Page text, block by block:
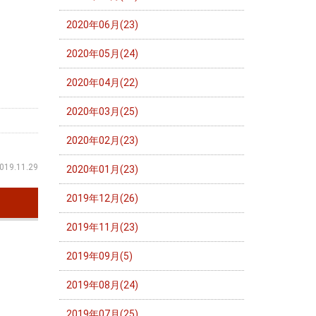
2020年06月(23)
2020年05月(24)
2020年04月(22)
2020年03月(25)
2020年02月(23)
2020年01月(23)
2019年12月(26)
2019年11月(23)
2019年09月(5)
2019年08月(24)